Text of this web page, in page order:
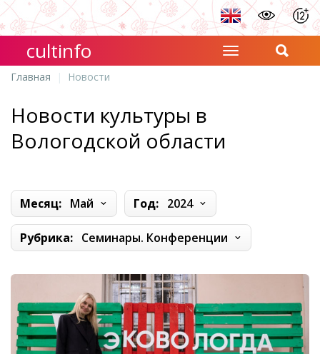
cultinfo
Главная Новости
Новости культуры в
Вологодской области
Месяц: Май Год: 2024
Рубрика: Семинары. Конференции